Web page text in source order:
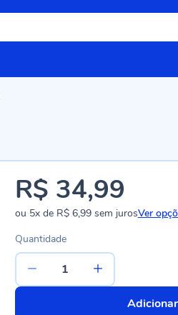
R$ 34,99
ou 5xde R$ 6,99sem jurosVer
Quantidade